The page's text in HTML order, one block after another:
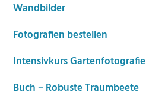
Wandbilder
Fotografien bestellen
Intensivkurs Gartenfotografie
Buch – Robuste Traumbeete